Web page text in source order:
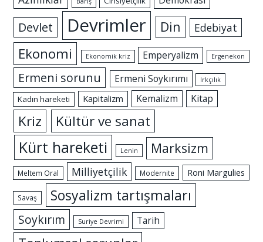
Devlet Devrimler Din Edebiyat
Ekonomi Ekonomik kriz Emperyalizm Ergenekon
Ermeni sorunu Ermeni Soykırımı Irkçılık
Kadın hareketi Kapitalizm Kemalizm Kitap
Kriz Kültür ve sanat
Kürt hareketi Lenin Marksizm
Meltem Oral Milliyetçilik Modernite Roni Margulies
Savaş Sosyalizm tartışmaları
Soykırım Suriye Devrimi Tarih